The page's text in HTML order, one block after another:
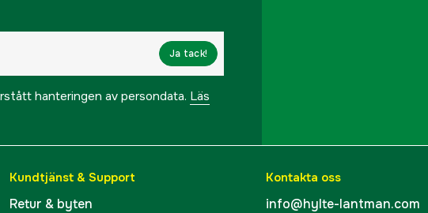
Ja tack!
hanteringen av persondata. Läs
Kundtjänst & Support
Retur & byten
Kontakta oss
info@hylte-lantman.com